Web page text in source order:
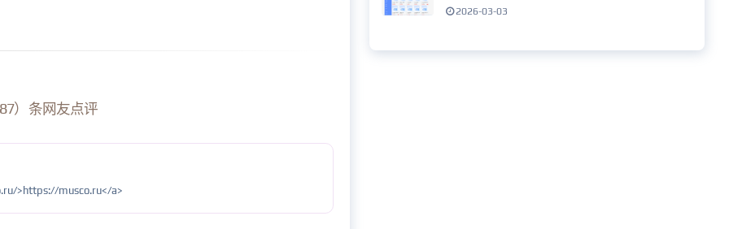
）条网友点评
>https://musco.ru</a>
2026-03-03